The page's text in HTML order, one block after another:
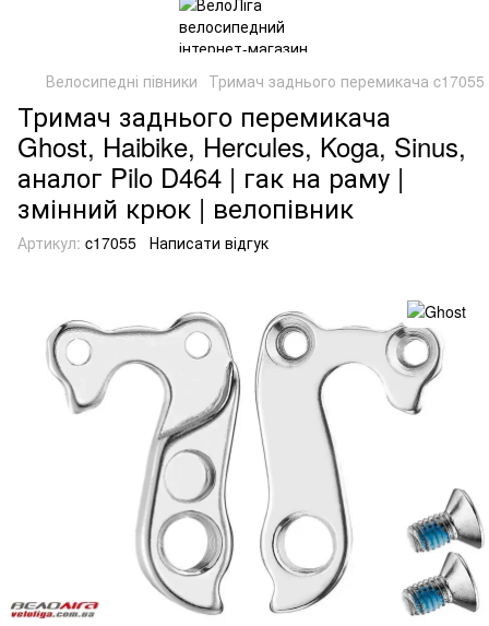
Велосипедні півники Тримач заднього перемикача c17055
Тримач заднього перемикача
Ghost, Haibike, Hercules, Koga, Sinus,
аналог Pilo D464 | гак на раму |
змінний крюк | велопівник
Артикул: c17055 Написати відгук